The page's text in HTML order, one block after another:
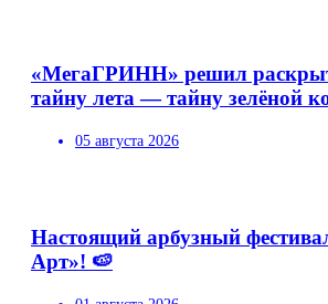
«МегаГРИНН» решил
тайну лета — тайну зелёной
05 августа 2026
Настоящий арбузный
Арт»! 🍉